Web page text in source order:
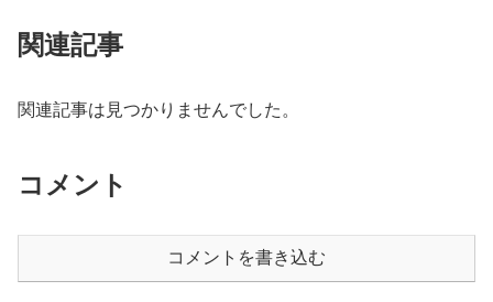
関連記事
関連記事は見つかりませんでした。
コメント
コメントを書き込む